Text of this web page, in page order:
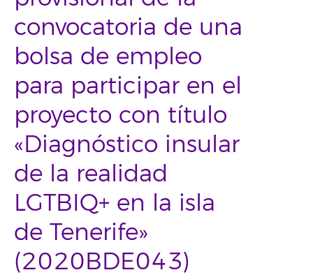
convocatoria de una
bolsa de empleo
para participar en el
proyecto con título
«Diagnóstico insular
de la realidad
LGTBIQ+ en la isla
de Tenerife»
(2020BDE043)